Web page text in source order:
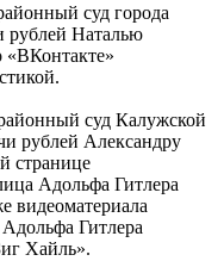
суд города
рублей Наталью
«ВКонтакте»
суд Калужской
рублей Александру
странице
Адольфа Гитлера
видеоматериала
Гитлера
Хайль».